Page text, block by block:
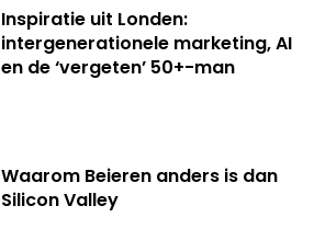
Inspiratie uit Londen:
intergenerationele marketing, AI
en de ‘vergeten’ 50+-man
Waarom Beieren anders is dan
Silicon Valley